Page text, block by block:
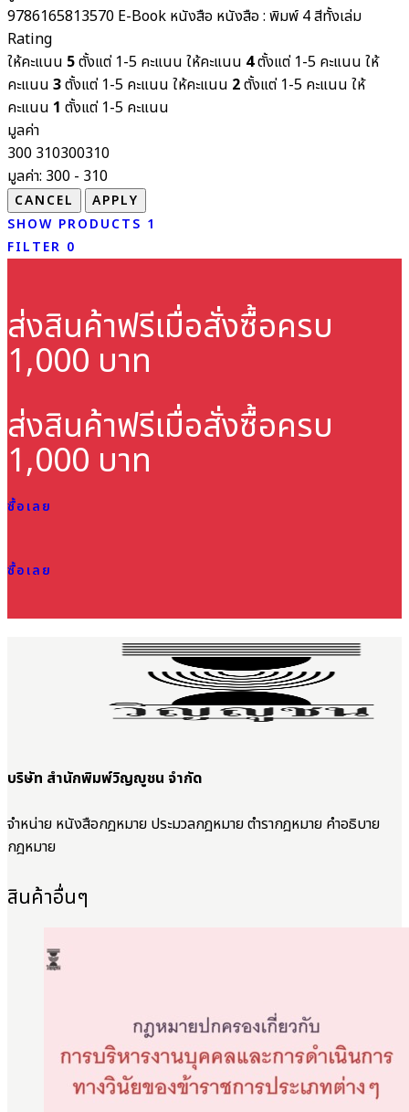
9786165813570 E-Book หนังสือ หนังสือ : พิมพ์ 4 สีทั้งเล่ม
Rating
ให้คะแนน 5ตั้งแต่ 1-5 คะแนน ให้คะแนน 4ตั้งแต่ 1-5 คะแนน ให้
คะแนน 3ตั้งแต่ 1-5 คะแนน ให้คะแนน 2ตั้งแต่ 1-5 คะแนน ให้
คะแนน 1 ตั้งแต่ 1-5 คะแนน
มูลค่า
300 310300310
มูลค่า: 300 - 310
SHOW PRODUCTS 1
FILTER 0
ส่งสินค้าฟรีเมื่อสั่งซื้อครบ
1,000 บาท
ส่งสินค้าฟรีเมื่อสั่งซื้อครบ
1,000 บาท
ซื้อเลย
ซื้อเลย
บริษัท สำนักพิมพ์วิญญูชน จำกัด
จำหน่าย หนังสือกฎหมาย ประมวลกฎหมาย ตำรากฎหมาย คำอธิบาย
กฎหมาย
สินค้าอื่นๆ